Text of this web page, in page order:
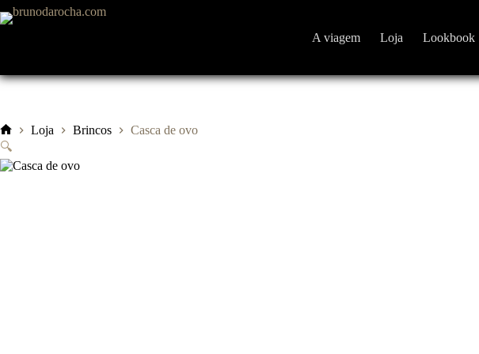
Pular
para
A viagem Loja Lookbook
Início
Loja Brincos
Casca de ovo
🔍